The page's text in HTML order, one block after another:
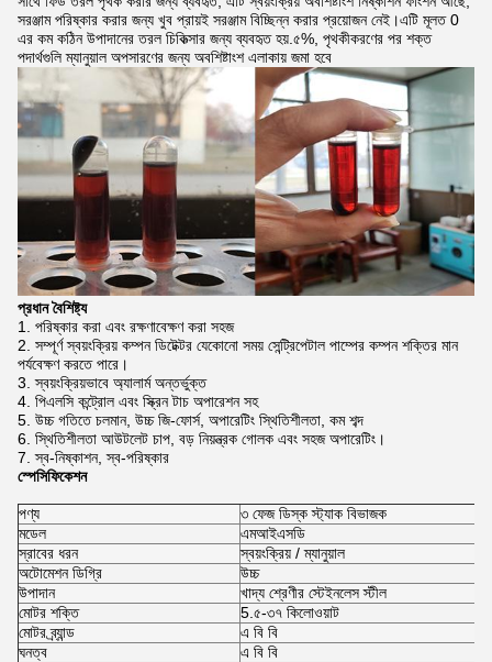
সরঞ্জাম পরিষ্কার করার জন্য খুব প্রায়ই সরঞ্জাম বিচ্ছিন্ন করার প্রয়োজন নেই।এটি মূলত 0
এর কম কঠিন উপাদানের তরল চিকিত্সার জন্য ব্যবহৃত হয়.৫%, পৃথকীকরণের পর শক্ত
পদার্থগুলি ম্যানুয়াল অপসারণের জন্য অবশিষ্টাংশ এলাকায় জমা হবে
প্রধান বৈশিষ্ট্য
পরিষ্কার করা এবং রক্ষণাবেক্ষণ করা সহজ
সম্পূর্ণ স্বয়ংক্রিয় কম্পন ডিটেক্টর যেকোনো সময় সেন্ট্রিপেটাল পাম্পের কম্পন শক্তির মান
পর্যবেক্ষণ করতে পারে।
স্বয়ংক্রিয়ভাবে অ্যালার্ম অন্তর্ভুক্ত
পিএলসি কন্ট্রোল এবং স্ক্রিন টাচ অপারেশন সহ
উচ্চ গতিতে চলমান, উচ্চ জি-ফোর্স, অপারেটিং স্থিতিশীলতা, কম শব্দ
স্থিতিশীলতা আউটলেট চাপ, বড় নিয়ন্ত্রক গোলক এবং সহজ অপারেটিং।
স্ব-নিষ্কাশন, স্ব-পরিষ্কার
স্পেসিফিকেশন
পণ্য
৩ ফেজ ডিস্ক স্ট্যাক বিভাজক
মডেল
এমআইএসডি
স্রাবের ধরন
স্বয়ংক্রিয় / ম্যানুয়াল
অটোমেশন ডিগ্রি
উচ্চ
উপাদান
খাদ্য শ্রেণীর স্টেইনলেস স্টীল
মোটর শক্তি
5.৫-৩৭ কিলোওয়াট
মোটর ব্র্যান্ড
এ বি বি
ঘনত্ব
এ বি বি